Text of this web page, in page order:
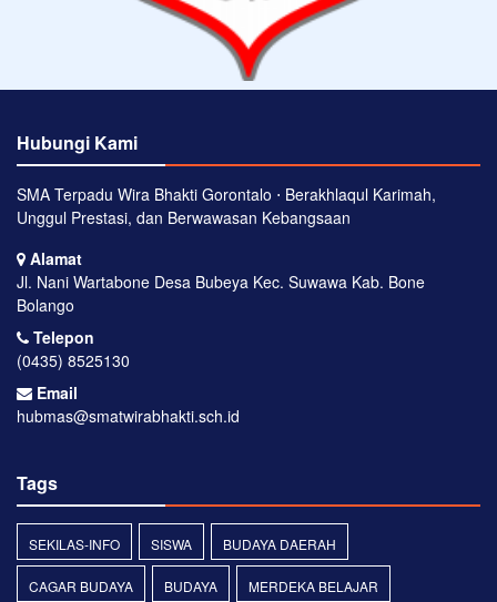
Hubungi Kami
SMA Terpadu Wira Bhakti Gorontalo ⋅ Berakhlaqul Karimah,
Unggul Prestasi, dan Berwawasan Kebangsaan
Alamat
Jl. Nani Wartabone Desa Bubeya Kec. Suwawa Kab. Bone
Bolango
Telepon
(0435) 8525130
Email
hubmas@smatwirabhakti.sch.id
Tags
SEKILAS-INFO SISWA BUDAYA DAERAH
CAGAR BUDAYA BUDAYA MERDEKA BELAJAR